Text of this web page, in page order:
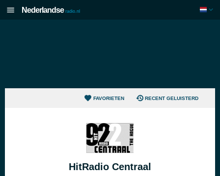
Nederlandse radio.nl
FAVORIETEN RECENT GELUISTERD
HitRadio Centraal